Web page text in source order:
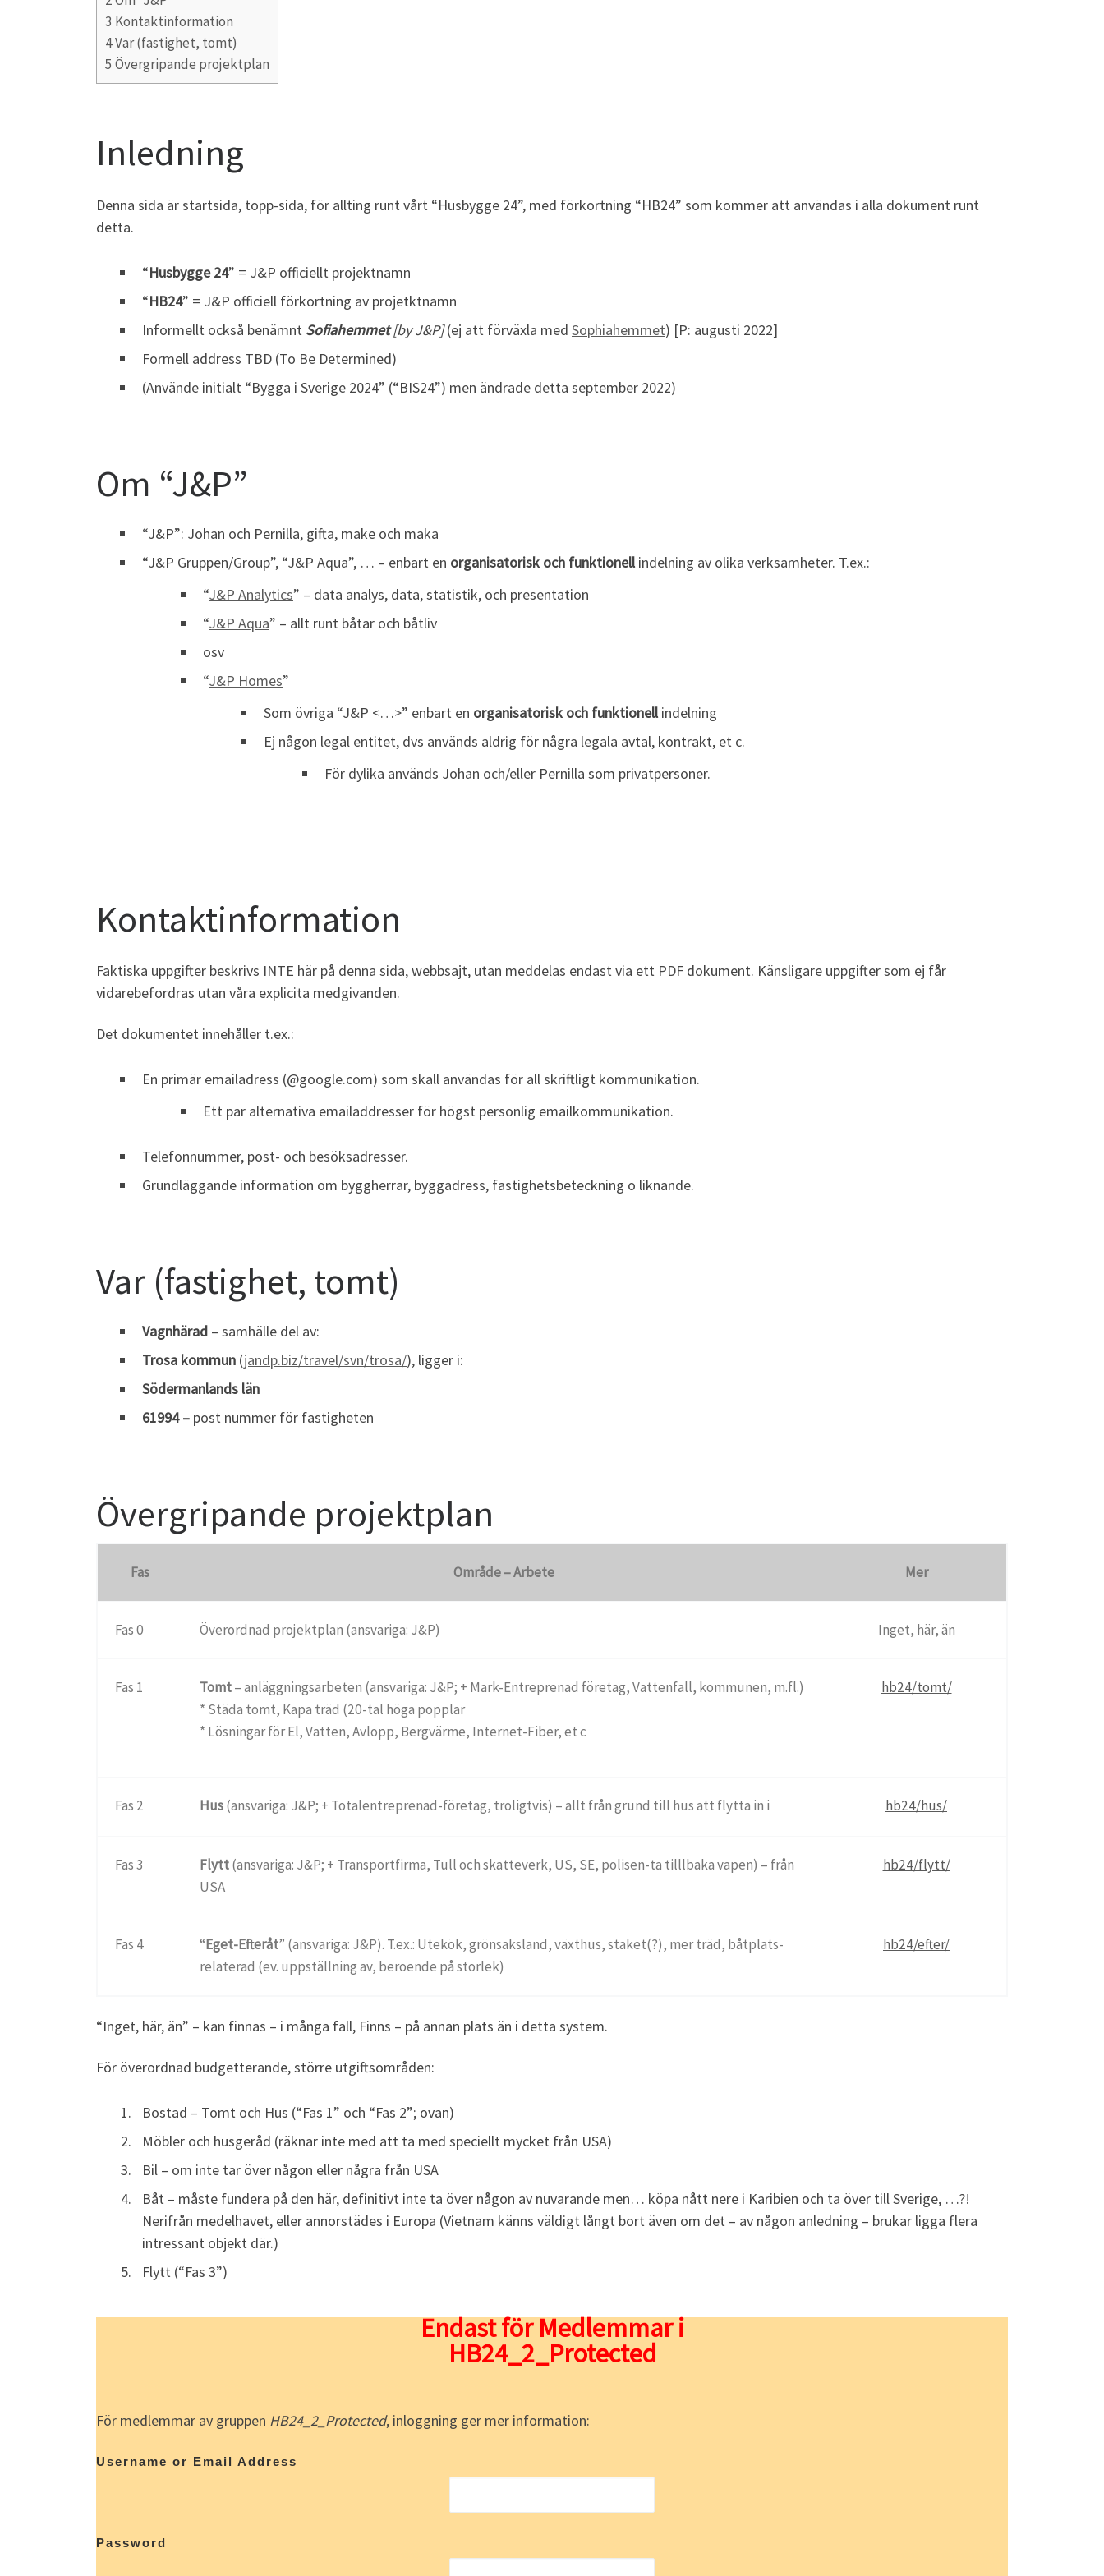
3 Kontaktinformation
4Var (fastighet, tomt)
5 Övergripande projektplan
Inledning
Denna sida är startsida, topp-sida, för allting runt vårt “Husbygge 24”, med förkortning “HB24” som kommer att användas i alla dokument runt
detta.
“Husbygge 24” = J&P officiellt projektnamn
“HB24” = J&P officiell förkortning av projetktnamn
Informellt också benämnt Sofiahemmet[by J&P](ej att förväxla med Sophiahemmet) [P: augusti 2022]
Formell address TBD (To Be Determined)
(Använde initialt “Bygga i Sverige 2024” (“BIS24”) men ändrade detta september 2022)
Om “J&P”
“J&P”: Johan och Pernilla, gifta, make och maka
“J&P Gruppen/Group”, “J&P Aqua”, … – enbart en organisatorisk och funktionellindelning av olika verksamheter. T.ex.:
“J&P Analytics” – data analys, data, statistik, och presentation
“J&P Aqua” – allt runt båtar och båtliv
osv
“J&P Homes”
Som övriga “J&P <…>” enbart en organisatorisk och funktionellindelning
Ej någon legal entitet, dvs används aldrig för några legala avtal, kontrakt, et c.
För dylika används Johan och/eller Pernilla som privatpersoner.
Kontaktinformation
Faktiska uppgifter beskrivs INTE här på denna sida, webbsajt, utan meddelas endast via ett PDF dokument. Känsligare uppgifter som ej får
vidarebefordras utan våra explicita medgivanden.
Det dokumentet innehåller t.ex.:
En primär emailadress (@google.com) som skall användas för all skriftligt kommunikation.
Ett par alternativa emailaddresser för högst personlig emailkommunikation.
Telefonnummer, post- och besöksadresser.
Grundläggande information om byggherrar, byggadress, fastighetsbeteckning o liknande.
Var (fastighet, tomt)
Vagnhärad –samhälle del av:
Trosa kommun (jandp.biz/travel/svn/trosa/), ligger i:
Södermanlands län
61994– post nummer för fastigheten
Övergripande projektplan
Fas Område – Arbete Mer
Fas 0 Överordnad projektplan (ansvariga: J&P) Inget, här, än
Fas 1 Tomt– anläggningsarbeten (ansvariga: J&P; + Mark-Entreprenad företag, Vattenfall, kommunen, m.fl.)
* Städa tomt, Kapa träd (20-tal höga popplar
* Lösningar för El, Vatten, Avlopp, Bergvärme, Internet-Fiber, et c
hb24/tomt/
Fas 2 Hus(ansvariga: J&P; + Totalentreprenad-företag, troligtvis) – allt från grund till hus att flytta in i hb24/hus/
Fas 3 Flytt(ansvariga: J&P; + Transportfirma, Tull och skatteverk, US, SE, polisen-ta tilllbaka vapen) – från
USA
hb24/flytt/
Fas 4 “Eget-Efteråt” (ansvariga: J&P). T.ex.: Utekök, grönsaksland, växthus, staket(?), mer träd, båtplats-
relaterad (ev. uppställning av, beroende på storlek)
hb24/efter/
“Inget, här, än” – kan finnas – i många fall, Finns – på annan plats än i detta system.
För överordnad budgetterande, större utgiftsområden:
Bostad – Tomt och Hus (“Fas 1” och “Fas 2”; ovan)
Möbler och husgeråd (räknar inte med att ta med speciellt mycket från USA)
Bil – om inte tar över någon eller några från USA
Båt – måste fundera på den här, definitivt inte ta över någon av nuvarande men… köpa nått nere i Karibien och ta över till Sverige, …?!
Nerifrån medelhavet, eller annorstädes i Europa (Vietnam känns väldigt långt bort även om det – av någon anledning – brukar ligga flera
intressant objekt där.)
Flytt (“Fas 3”)
Endast för Medlemmar i
HB24_2_Protected
För medlemmar av gruppen HB24_2_Protected, inloggning ger mer information:
Username or Email Address
Password